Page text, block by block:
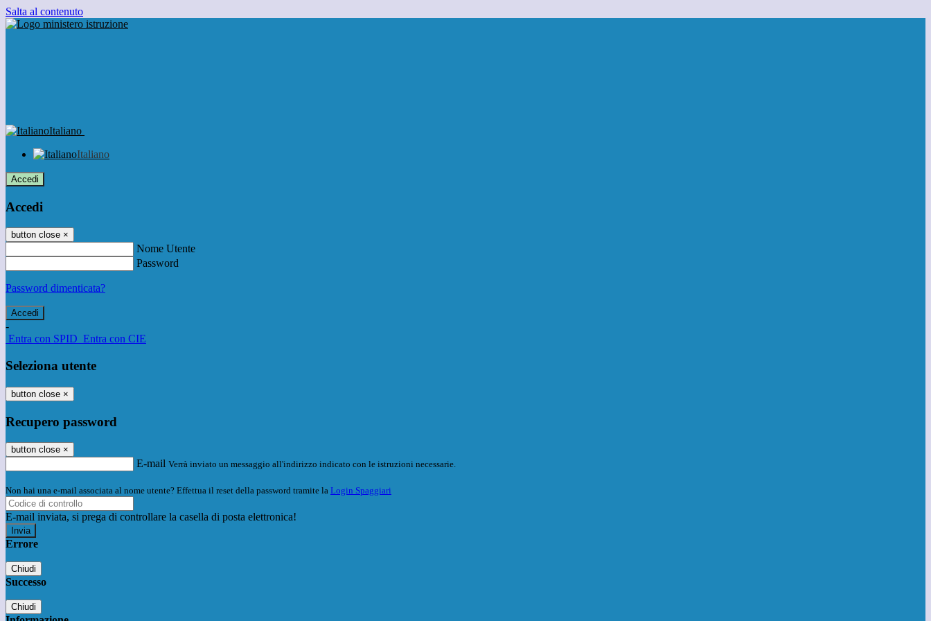
Salta al contenuto
Italiano
Italiano
Accedi
Accedi
button close ×
Nome Utente
Password
Password dimenticata?
-
Entra con SPID Entra con CIE
Seleziona utente
button close ×
Recupero password
button close ×
E-mail Verrà inviato un messaggio all'indirizzo indicato con le istruzioni necessarie.
Non hai una e-mail associata al nome utente? Effettua il reset della password tramite la Login Spaggiari
E-mail inviata, si prega di controllare la casella di posta elettronica!
Errore
Chiudi
Successo
Chiudi